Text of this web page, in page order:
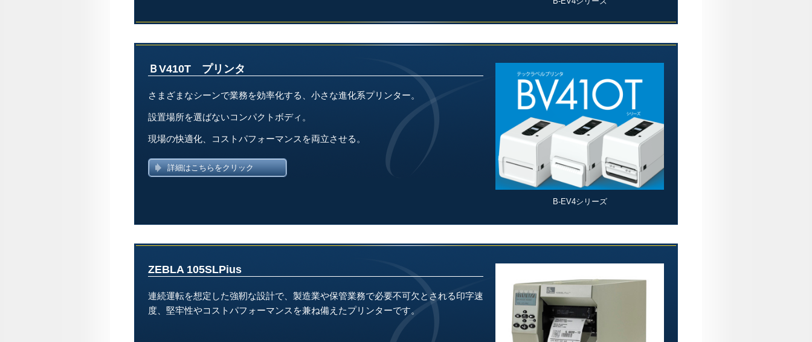
B-EV4シリーズ
ＢV410T プリンタ
さまざまなシーンで業務を効率化する、小さな進化系プリンター。
設置場所を選ばないコンパクトボディ。
現場の快適化、コストパフォーマンスを両立させる。
詳細はこちらをクリック
ZEBLA 105SLPius
連続運転を想定した強靭な設計で、製造業や保管業務で必要不可欠とされる印字速
度、堅牢性やコストパフォーマンスを兼ね備えたプリンターです。